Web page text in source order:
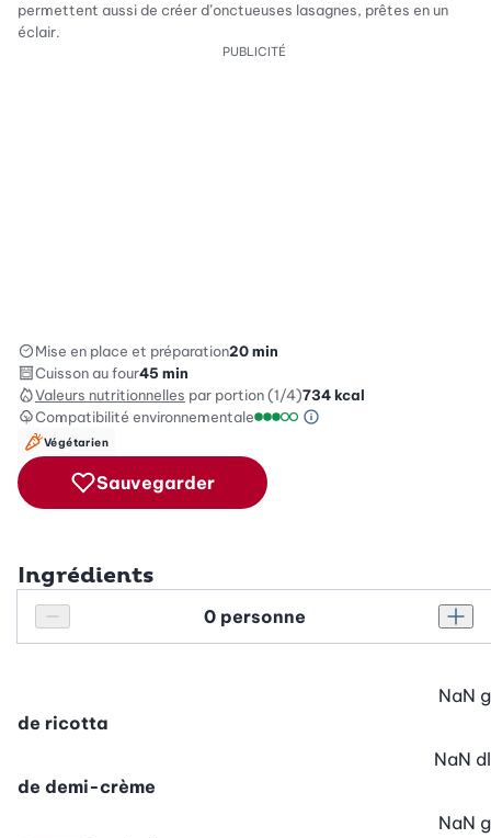
permettent aussi de créer d’onctueuses lasagnes, prêtes en un
éclair.
PUBLICITÉ
Mise en place et préparation20 min
Cuisson au four45 min
Valeurs nutritionnelles par portion (1/4)734kcal
Compatibilité environnementale
Information sur
Végétarien
Sauvegarder
Ingrédients
Réduire le nombre de personnes
Personnes
de ricotta
NaN g
de demi-crème
NaN dl
NaN g